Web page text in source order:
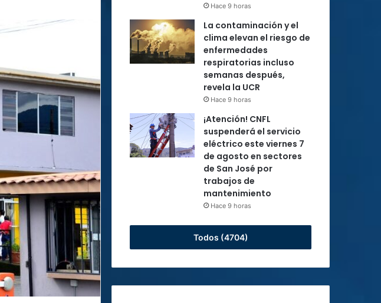
Hace 9 horas
La contaminación y el
clima elevan el riesgo de
enfermedades
respiratorias incluso
semanas después,
revela la UCR
Hace 9 horas
¡Atención! CNFL
suspenderá el servicio
eléctrico este viernes 7
de agosto en sectores
de San José por
trabajos de
mantenimiento
Hace 9 horas
Todos (4704)